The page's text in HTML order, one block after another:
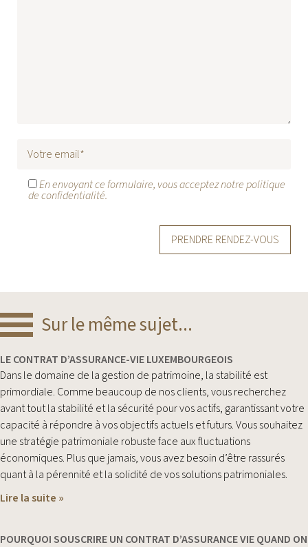
En envoyant ce formulaire, vous acceptez notre politique
de confidentialité.
Sur le même sujet...
LE CONTRAT D’ASSURANCE-VIE LUXEMBOURGEOIS
Dans le domaine de la gestion de patrimoine, la stabilité est
primordiale. Comme beaucoup de nos clients, vous recherchez
avant tout la stabilité et la sécurité pour vos actifs, garantissant votre
capacité à répondre à vos objectifs actuels et futurs. Vous souhaitez
une stratégie patrimoniale robuste face aux fluctuations
économiques. Plus que jamais, vous avez besoin d’être rassurés
quant à la pérennité et la solidité de vos solutions patrimoniales.
Lire la suite »
POURQUOI SOUSCRIRE UN CONTRAT D’ASSURANCE VIE QUAND ON